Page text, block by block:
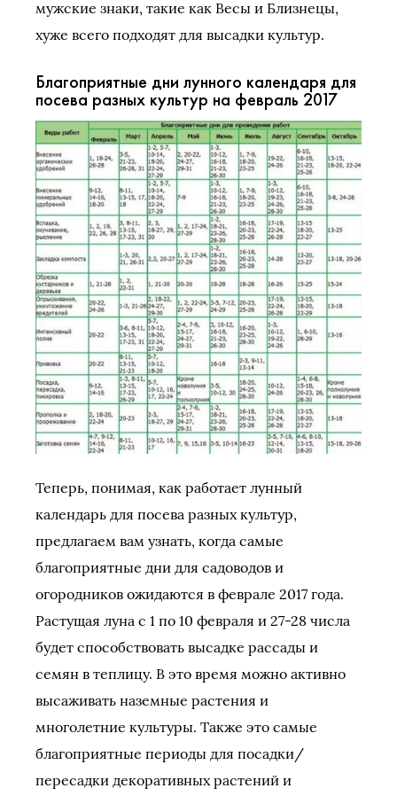
мужские знаки, такие как Весы и Близнецы,
хуже всего подходят для высадки культур.
Благоприятные дни лунного календаря для
посева разных культур на февраль 2017
Теперь, понимая, как работает лунный
календарь для посева разных культур,
предлагаем вам узнать, когда самые
благоприятные дни для садоводов и
огородников ожидаются в феврале 2017 года.
Растущая луна с 1 по 10 февраля и 27-28 числа
будет способствовать высадке рассады и
семян в теплицу. В это время можно активно
высаживать наземные растения и
многолетние культуры. Также это самые
благоприятные периоды для посадки/
пересадки декоративных растений и